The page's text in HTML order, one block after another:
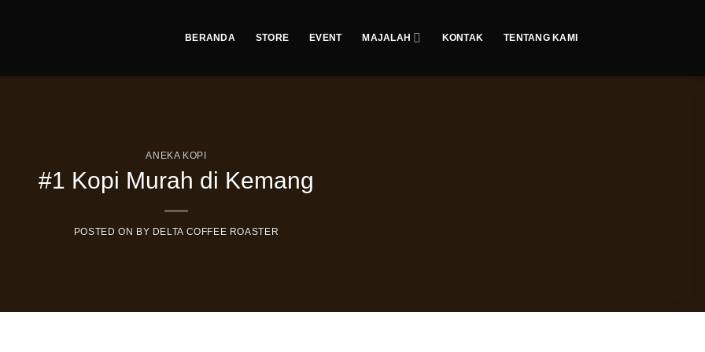
BERANDA STORE EVENT MAJALAH KONTAK TENTANG KAMI
ANEKA KOPI
#1 Kopi Murah di Kemang
POSTED ON BY DELTA COFFEE ROASTER